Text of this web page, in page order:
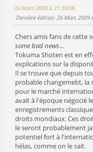
26 Mars 2009 à 21:39:08
Dernière édition: 26 Mars 2009
Chers amis fans de cette
some bad news...
Tokuma Shoten est en
explications sur la
Il se trouve que depuis
probable changemebt,
pour le marché
avait à l'époque négocié
enregistrements
droits mondiaux. Ces
le seront probablement
potentiel fort à
hélas, comme on le sait.